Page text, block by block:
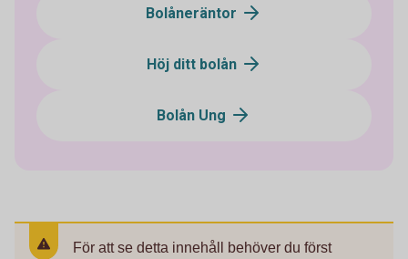
Bolåneräntor
Höj ditt bolån
Bolån Ung
För att se detta innehåll behöver du först